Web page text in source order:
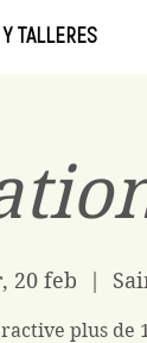
TALLERES
20 feb
plus de